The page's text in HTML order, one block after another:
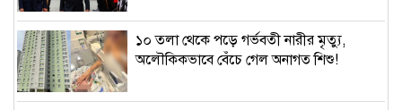
১০ তলা থেকে পড়ে গর্ভবতী নারীর মৃত্যু,
অলৌকিকভাবে বেঁচে গেল অনাগত শিশু!